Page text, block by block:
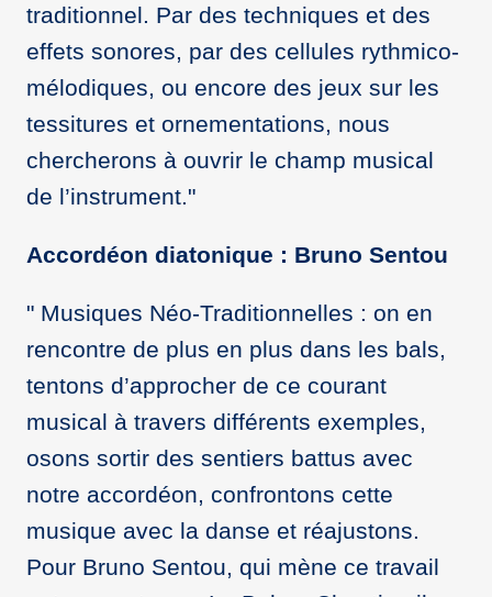
traditionnel. Par des techniques et des
effets sonores, par des cellules rythmico-
mélodiques, ou encore des jeux sur les
tessitures et ornementations, nous
chercherons à ouvrir le champ musical
de l’instrument."
Accordéon diatonique : Bruno Sentou
" Musiques Néo-Traditionnelles : on en
rencontre de plus en plus dans les bals,
tentons d’approcher de ce courant
musical à travers différents exemples,
osons sortir des sentiers battus avec
notre accordéon, confrontons cette
musique avec la danse et réajustons.
Pour Bruno Sentou, qui mène ce travail